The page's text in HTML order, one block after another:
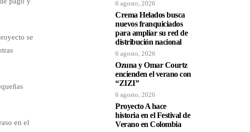
se
en el
6 agosto, 2026
Crema Helados busca
nuevos franquiciados
para ampliar su red de
distribución nacional
6 agosto, 2026
Ozuna y Omar Courtz
encienden el verano con
“ZIZI”
6 agosto, 2026
Proyecto A hace
historia en el Festival de
Verano en Colombia